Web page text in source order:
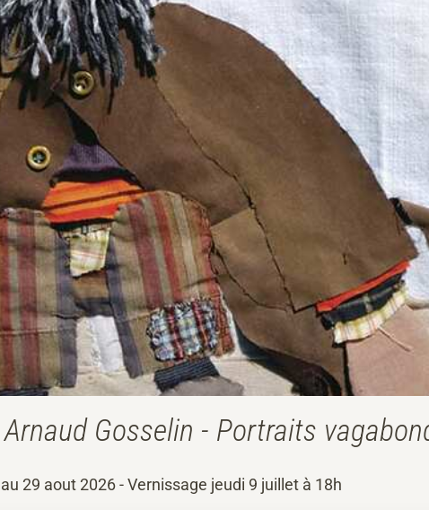
Gosselin - Portraits
29 aout 2026 - Vernissage jeudi 9 juillet à 18h